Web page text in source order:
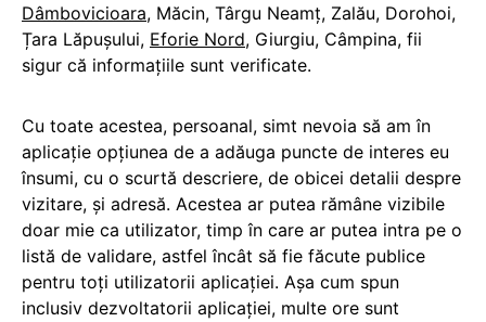
Dâmbovicioara, Măcin, Târgu Neamț, Zalău, Dorohoi,
Țara Lăpușului, Eforie Nord, Giurgiu, Câmpina, fii
sigur că informațiile sunt verificate.
Cu toate acestea, persoanal, simt nevoia să am în
aplicație opțiunea de a adăuga puncte de interes eu
însumi, cu o scurtă descriere, de obicei detalii despre
vizitare, și adresă. Acestea ar putea rămâne vizibile
doar mie ca utilizator, timp în care ar putea intra pe o
listă de validare, astfel încât să fie făcute publice
pentru toți utilizatorii aplicației. Așa cum spun
inclusiv dezvoltatorii aplicației, multe ore sunt